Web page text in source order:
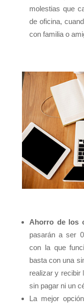
molestias que
de oficina,
con familia o
Ahorro de los
pasarán a ser
con la que
basta con una
realizar y recibir
sin pagar ni un
La mejor